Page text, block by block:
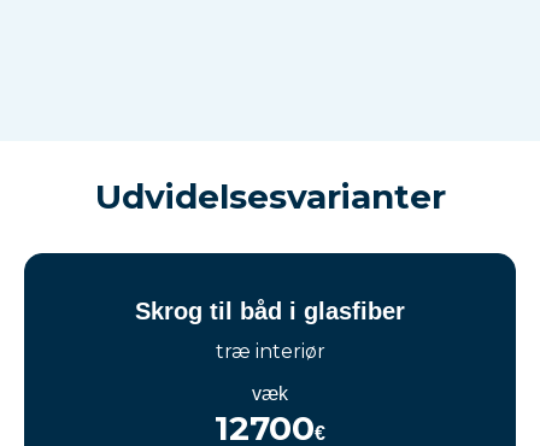
Udvidelsesvarianter
Skrog til båd i glasfiber
træ interiør
væk
12700€